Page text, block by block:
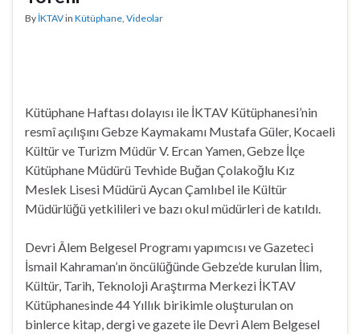
By İKTAVin Kütüphane Videolar
Kütüphane Haftası dolayısı ile İKTAV Kütüphanesi’nin
resmî açılışını Gebze Kaymakamı Mustafa Güler, Kocaeli
Kültür ve Turizm Müdür V. Ercan Yamen, Gebze İlçe
Kütüphane Müdürü Tevhide Buğan Çolakoğlu Kız
Meslek Lisesi Müdürü Aycan Çamlıbel ile Kültür
Müdürlüğü yetkilileri ve bazı okul müdürleri de katıldı.
Devri Âlem Belgesel Programı yapımcısı ve Gazeteci
İsmail Kahraman’ın öncülüğünde Gebze’de kurulan İlim,
Kültür, Tarih, Teknoloji Araştırma Merkezi İKTAV
Kütüphanesinde 44 Yıllık birikimle oluşturulan on
binlerce kitap, dergi ve gazete ile Devri Alem Belgesel